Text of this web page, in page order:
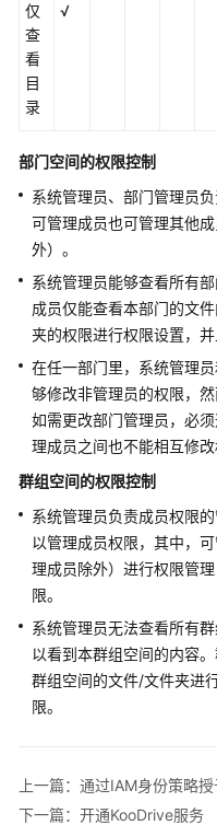
任
务
等
级
协
（SLA）
白
皮
书
资
源
支
持
区
域
统
权
限
仅
查
看
目
录
√
部门空间的权限控制
系统管理员、部门管理员
可管理成员也可管理其他
外）。
系统管理员能够查看所有
成员仅能查看本部门的文
夹的权限进行权限设置，并
在任一部门里，系统管理
够修改非管理员的权限，
如需更改部门管理员，必
理成员之间也不能相互修改
群组空间的权限控制
系统管理员负责成员权限
以管理成员权限，其中，
理成员除外）进行权限管
限。
系统管理员无法查看所有
以看到本群组空间的内容
群组空间的文件/文件夹进
限。
上一篇：通过IAM身份策略
下一篇：开通KooDrive服务